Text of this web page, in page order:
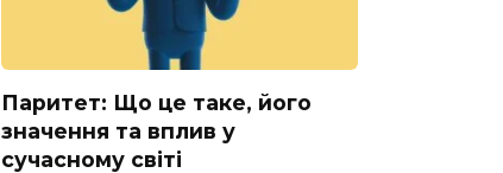
Паритет: Що це таке, його
значення та вплив у
сучасному світі